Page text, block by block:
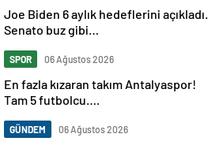
Joe Biden 6 aylık hedeflerini açıkladı.
Senato buz gibi…
SPOR 06 Ağustos 2026
En fazla kızaran takım Antalyaspor!
Tam 5 futbolcu….
GÜNDEM 06 Ağustos 2026